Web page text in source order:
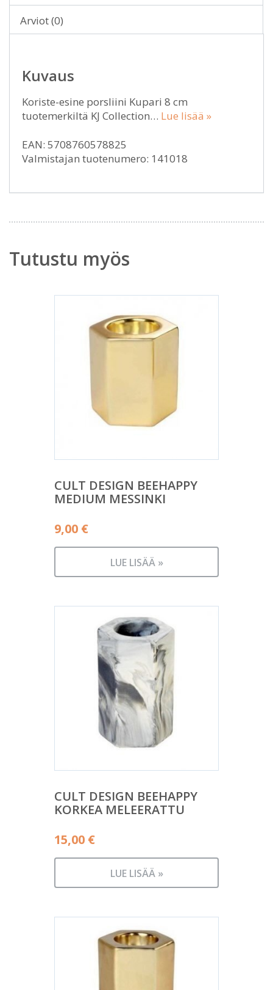
Arviot (0)
Kuvaus
Koriste-esine porsliini Kupari 8 cm
tuotemerkiltä KJ Collection… Lue lisää »
EAN: 5708760578825
Valmistajan tuotenumero: 141018
Tutustu myös
CULT DESIGN BEEHAPPY
MEDIUM MESSINKI
9,00 €
LUE LISÄÄ »
CULT DESIGN BEEHAPPY
KORKEA MELEERATTU
15,00 €
LUE LISÄÄ »